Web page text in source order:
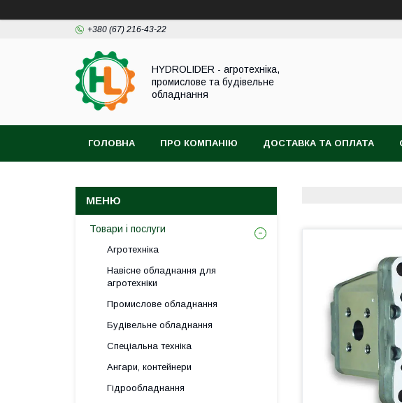
+380 (67) 216-43-22
HYDROLIDER - агротехніка,
промислове та будівельне
обладнання
ГОЛОВНА ПРО КОМПАНІЮ ДОСТАВКА ТА ОПЛАТА
Товари і послуги
Агротехніка
Навісне обладнання для
агротехніки
Промислове обладнання
Будівельне обладнання
Спеціальна техніка
Ангари, контейнери
Гідрообладнання